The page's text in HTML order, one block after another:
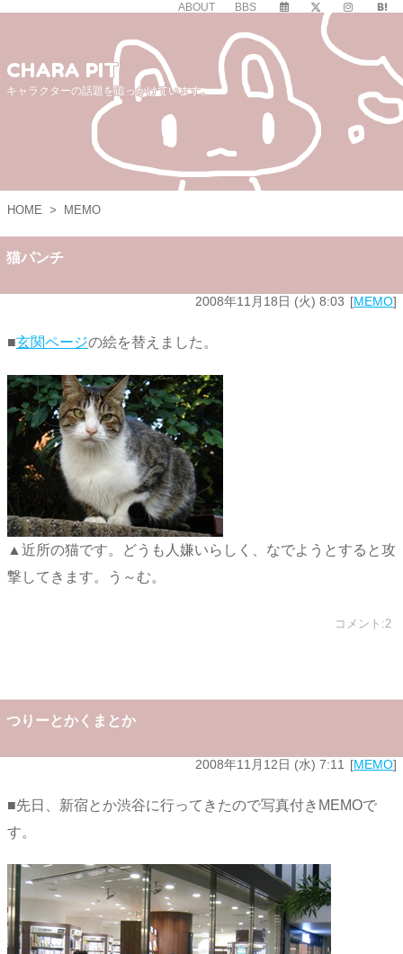
ABOUT BBS
CHARA PIT
キャラクターの話題を追っかけています。
HOME > MEMO
猫パンチ
2008年11月18日 (火) 8:03 MEMO
■玄関ページの絵を替えました。
▲近所の猫です。どうも人嫌いらしく、なでようとすると攻
撃してきます。う～む。
コメント:2
つりーとかくまとか
2008年11月12日 (水) 7:11 MEMO
■先日、新宿とか渋谷に行ってきたので写真付きMEMOで
す。